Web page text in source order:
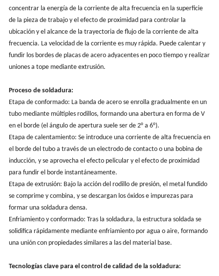
concentrar la energía de la corriente de alta frecuencia en la superficie
de la pieza de trabajo y el efecto de proximidad para controlar la
ubicación y el alcance de la trayectoria de flujo de la corriente de alta
frecuencia. La velocidad de la corriente es muy rápida. Puede calentar y
fundir los bordes de placas de acero adyacentes en poco tiempo y realizar
uniones a tope mediante extrusión.
Proceso de soldadura:
Etapa de conformado: La banda de acero se enrolla gradualmente en un
tubo mediante múltiples rodillos, formando una abertura en forma de V
en el borde (el ángulo de apertura suele ser de 2° a 6°).
Etapa de calentamiento: Se introduce una corriente de alta frecuencia en
el borde del tubo a través de un electrodo de contacto o una bobina de
inducción, y se aprovecha el efecto pelicular y el efecto de proximidad
para fundir el borde instantáneamente.
Etapa de extrusión: Bajo la acción del rodillo de presión, el metal fundido
se comprime y combina, y se descargan los óxidos e impurezas para
formar una soldadura densa.
Enfriamiento y conformado: Tras la soldadura, la estructura soldada se
solidifica rápidamente mediante enfriamiento por agua o aire, formando
una unión con propiedades similares a las del material base.
Tecnologías clave para el control de calidad de la soldadura: